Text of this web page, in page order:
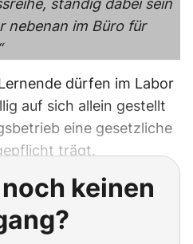
nebenan im Büro für
dürfen im Labor
auf sich allein gestellt
eine gesetzliche
trägt.
keinen